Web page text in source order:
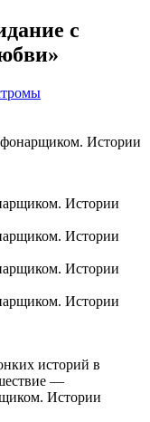
с
Истории
историй в
—
Истории